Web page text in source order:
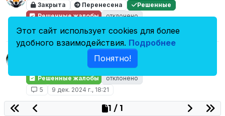
Закрыта Перенесена
Решенные
Решенные жалобы
отклонено
Перенесена
Решенные
Решенные жалобы
отклонено
5
9 дек. 2024 г., 18:21
1 / 1
Этот сайт использует cookies для более
удобного взаимодействия. Подробнее
Понятно!